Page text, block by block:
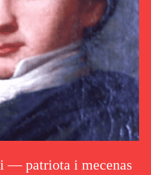
— patriota i mecenas